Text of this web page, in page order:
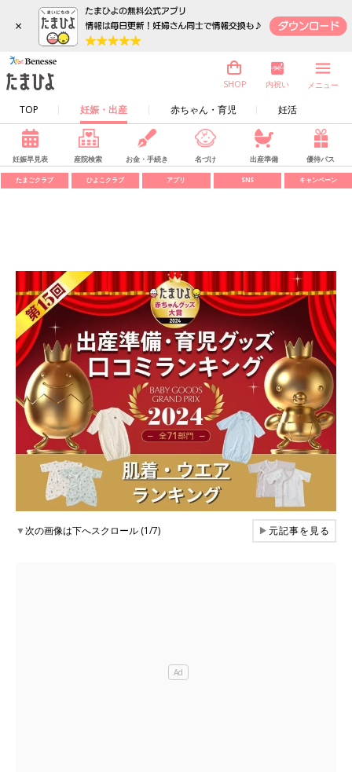
×
TOP 妊娠・出産 赤ちゃん・育児 妊活
SHOP 内祝い メニュー
妊娠早見表 産院検索 お金・手続き 名づけ 出産準備 優待パス
たまごクラブ ひよこクラブ アプリ SNS キャンペーン
▼次の画像は下へスクロール (1/7) ▶元記事を見る